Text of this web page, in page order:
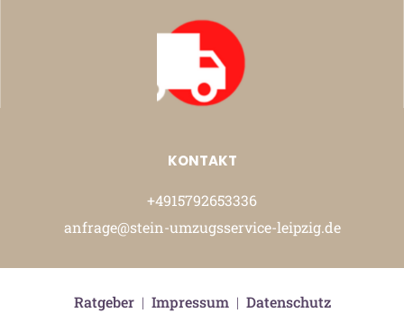
KONTAKT
+4915792653336
anfrage@stein-umzugsservice-leipzig.de
Ratgeber| Impressum| Datenschutz